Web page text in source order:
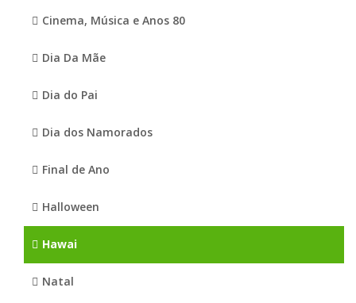
Cinema, Música e Anos 80
Dia Da Mãe
Dia do Pai
Dia dos Namorados
Final de Ano
Halloween
Hawai
Natal